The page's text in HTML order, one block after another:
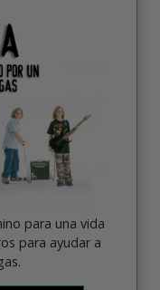
para una vida
para ayudar a